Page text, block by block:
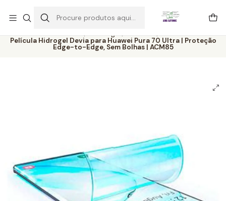
Início Catálogo
Películas
Película Hidrogel Devia para Huawei Pura 70 Ultra | Proteção
Edge-to-Edge, Sem Bolhas | ACM85